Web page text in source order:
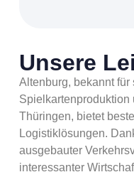
Unsere
Altenburg, bekannt für
Spielkartenproduktion
Thüringen, bietet
Logistiklösungen.
ausgebauter
interessanter